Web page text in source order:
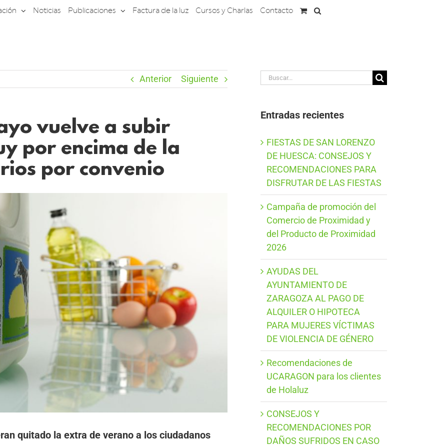
Noticias Publicaciones Factura de la luz Cursos y Charlas Contacto
Anterior Siguiente
vuelve a subir
por encima de la
por convenio
quitado la extra de verano a los ciudadanos
Buscar:
Entradas recientes
FIESTAS DE SAN LORENZO
DE HUESCA: CONSEJOS Y
RECOMENDACIONES PARA
DISFRUTAR DE LAS FIESTAS
Campaña de promoción del
Comercio de Proximidad y
del Producto de Proximidad
2026
AYUDAS DEL
AYUNTAMIENTO DE
ZARAGOZA AL PAGO DE
ALQUILER O HIPOTECA
PARA MUJERES VÍCTIMAS
DE VIOLENCIA DE GÉNERO
Recomendaciones de
UCARAGON para los clientes
de Holaluz
CONSEJOS Y
RECOMENDACIONES POR
DAÑOS SUFRIDOS EN CASO